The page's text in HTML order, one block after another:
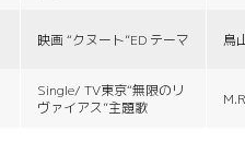
映画 “クヌート”ED テーマ 鳥
Single/ TV東京“無限のリ
ヴァイアス”主題歌